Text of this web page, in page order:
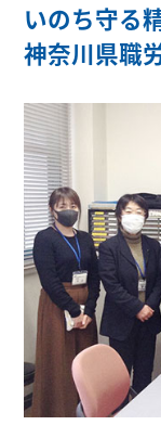
いのち守る
神奈川県職